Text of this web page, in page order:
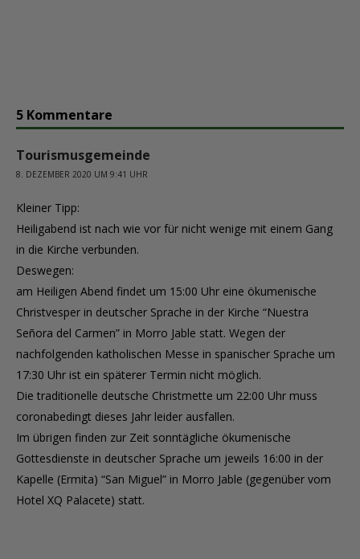
5 Kommentare
Tourismusgemeinde
8. DEZEMBER 2020 UM 9:41 UHR
Kleiner Tipp:
Heiligabend ist nach wie vor für nicht wenige mit einem Gang
in die Kirche verbunden.
Deswegen:
am Heiligen Abend findet um 15:00 Uhr eine ökumenische
Christvesper in deutscher Sprache in der Kirche “Nuestra
Señora del Carmen” in Morro Jable statt. Wegen der
nachfolgenden katholischen Messe in spanischer Sprache um
17:30 Uhr ist ein späterer Termin nicht möglich.
Die traditionelle deutsche Christmette um 22:00 Uhr muss
coronabedingt dieses Jahr leider ausfallen.
Im übrigen finden zur Zeit sonntägliche ökumenische
Gottesdienste in deutscher Sprache um jeweils 16:00 in der
Kapelle (Ermita) “San Miguel” in Morro Jable (gegenüber vom
Hotel XQ Palacete) statt.